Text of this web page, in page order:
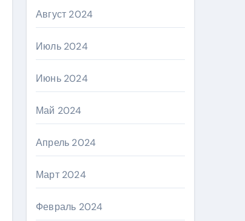
Август 2024
Июль 2024
Июнь 2024
Май 2024
Апрель 2024
Март 2024
Февраль 2024